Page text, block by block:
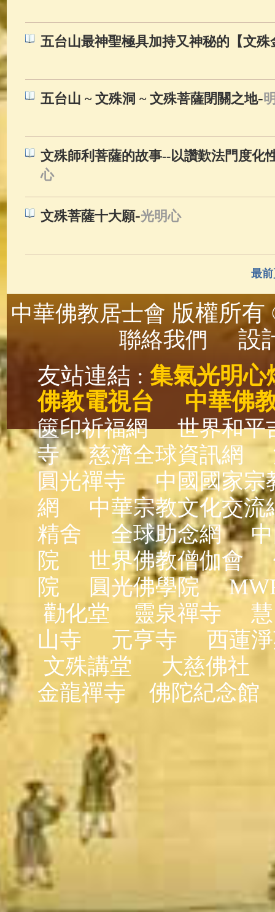
五台山最神聖極具加持又神秘的【文殊
五台山 ~ 文殊洞 ~ 文殊菩薩閉關之地-
文殊師利菩薩的故事--以讚歎法門度化
心
文殊菩薩十大願-光明心
最
中華佛教居士會 版權所
聯絡我們
設
友站連結 : 集氣光明心
佛教電視台
中華佛
篋印祈福網
世界和平
寺
慈濟全球資訊網
圓光禪寺
中國國家宗
網
中華宗教文化交流
精舍
全球助念網
院
世界佛教僧伽會
院
圓光佛學院
勸化堂
靈泉禪寺
山寺
元亨寺
西蓮
文殊講堂
大慈佛社
金龍禪寺
佛陀紀念館